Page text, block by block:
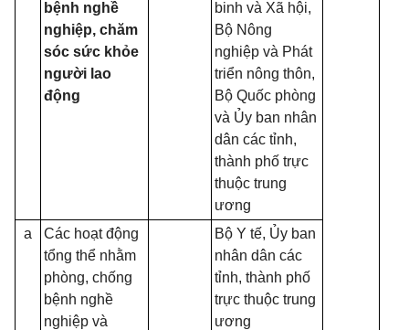
bệnh nghề
nghiệp, chăm
sóc sức khỏe
người lao
động
binh và Xã hội,
Bộ Nông
nghiệp và Phát
triển nông thôn,
Bộ Quốc phòng
và Ủy ban nhân
dân các tỉnh,
thành phố trực
thuộc trung
ương
a
Các hoạt động
tổng thể nhằm
phòng, chống
bệnh nghề
nghiệp và
Bộ Y tế, Ủy ban
nhân dân các
tỉnh, thành phố
trực thuộc trung
ương